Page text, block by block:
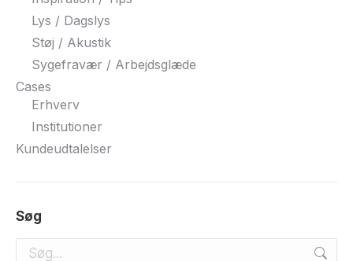
Lys / Dagslys
Støj / Akustik
Sygefravær / Arbejdsglæde
Cases
Erhverv
Institutioner
Kundeudtalelser
Søg
Search: